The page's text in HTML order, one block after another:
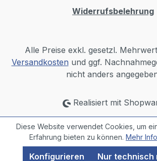
Widerrufsbelehrung
Alle Preise exkl. gesetzl.
Versandkosten und ggf.
nicht anders
Realisiert mit
Diese Website verwendet Cookies, um
Erfahrung bieten zu können. Mehr
Nur technisch
Konfigurieren